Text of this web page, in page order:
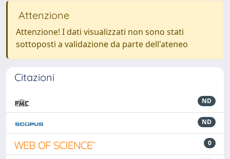
Attenzione
Attenzione! I dati visualizzati non sono stati
sottoposti a validazione da parte dell'ateneo
Citazioni
ND
ND
0